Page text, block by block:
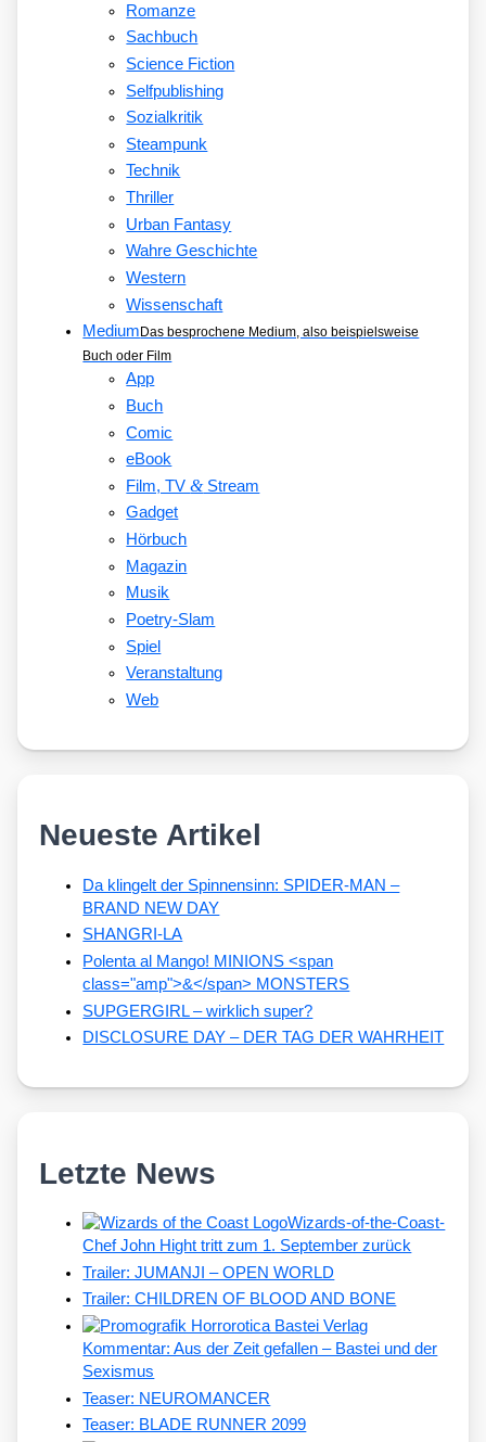
Romanze
Sachbuch
Science Fiction
Selfpublishing
Sozialkritik
Steampunk
Technik
Thriller
Urban Fantasy
Wahre Geschichte
Western
Wissenschaft
Medium Das besprochene Medium, also beispielsweise
Buch oder Film
App
Buch
Comic
eBook
Film, TV&Stream
Gadget
Hörbuch
Magazin
Musik
Poetry-Slam
Spiel
Veranstaltung
Web
Neueste Artikel
Da klingelt der Spinnensinn: SPIDER-MAN –
BRAND NEW DAY
SHANGRI-LA
Polenta al Mango! MINIONS <span
class="amp">&</span> MONSTERS
SUPGERGIRL – wirklich super?
DISCLOSURE DAY – DER TAG DER WAHRHEIT
Letzte News
Wizards-of-the-Coast-
Chef John Hight tritt zum 1. September zurück
Trailer: JUMANJI – OPEN WORLD
Trailer: CHILDREN OF BLOOD AND BONE
Kommentar: Aus der Zeit gefallen – Bastei und der
Sexismus
Teaser: NEUROMANCER
Teaser: BLADE RUNNER 2099